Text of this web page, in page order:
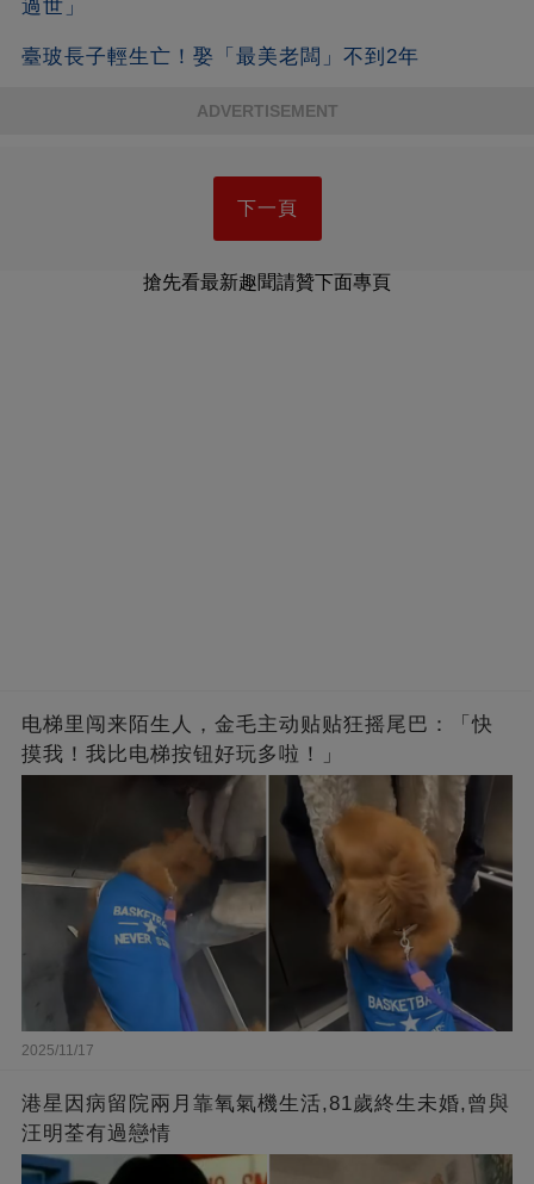
過世」
臺玻長子輕生亡！娶「最美老闆」不到2年
ADVERTISEMENT
下一頁
搶先看最新趣聞請贊下面專頁
电梯里闯来陌生人，金毛主动贴贴狂摇尾巴：「快
摸我！我比电梯按钮好玩多啦！」
2025/11/17
港星因病留院兩月靠氧氣機生活,81歲終生未婚,曾與
汪明荃有過戀情